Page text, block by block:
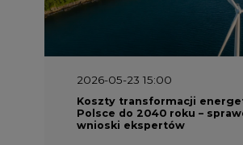
2026-05-23 15:00
Koszty transformacji
Polsce do 2040 roku –
wnioski ekspertów